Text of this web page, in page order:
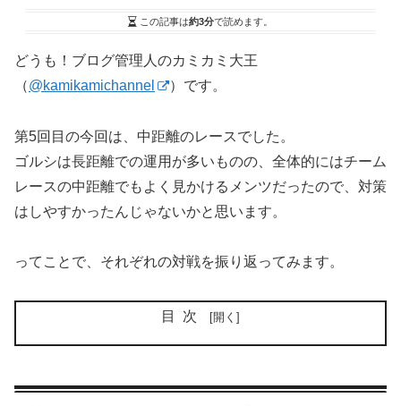
この記事は約3分で読めます。
どうも！ブログ管理人のカミカミ大王
（@kamikamichannel ）です。
第5回目の今回は、中距離のレースでした。
ゴルシは長距離での運用が多いものの、全体的にはチーム
レースの中距離でもよく見かけるメンツだったので、対策
はしやすかったんじゃないかと思います。
ってことで、それぞれの対戦を振り返ってみます。
目次